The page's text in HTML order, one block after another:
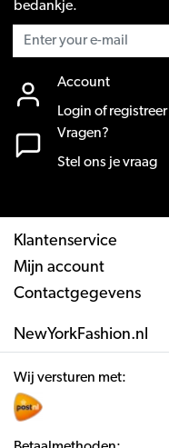
bedankje.
Account
Login of registreer
Vragen?
Stel ons je vraag
Klantenservice
Mijn account
Contactgegevens
NewYorkFashion.nl
Wij versturen met: